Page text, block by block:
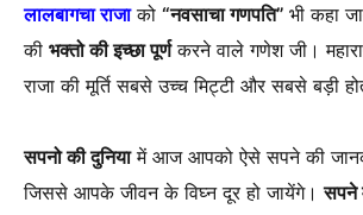
लालबागचा राजाको “नवसाचा गणपति” भी कहा
की भक्तो की इच्छा पूर्णकरने वाले गणेश जी।
राजा की मूर्ति सबसे उच्च मिट्टी और सबसे बड़ी
सपनो की दुनियामें आज आपको ऐसे सपने की
जिससे आपके जीवन के विघ्न दूर हो जायेंगे।सपने